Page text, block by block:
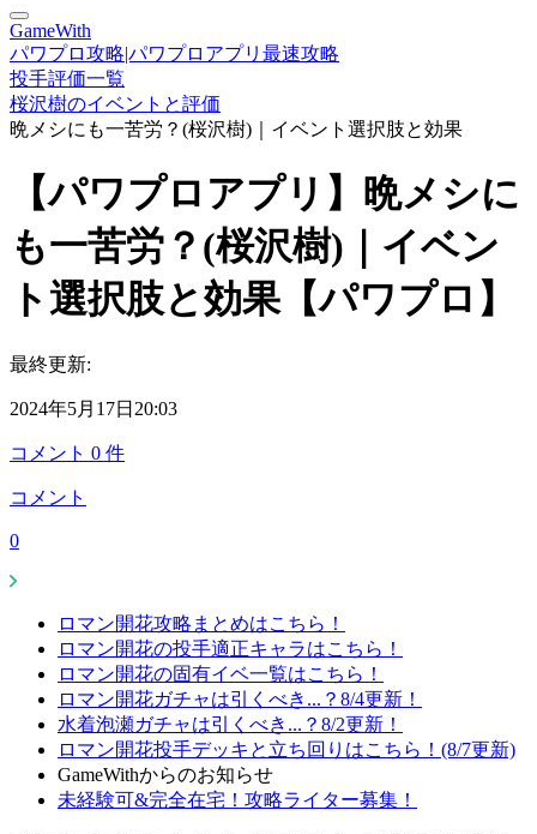
GameWith
パワプロ攻略|パワプロアプリ最速攻略
投手評価一覧
桜沢樹のイベントと評価
晩メシにも一苦労？(桜沢樹)｜イベント選択肢と効果
【パワプロアプリ】晩メシに
も一苦労？(桜沢樹)｜イベン
ト選択肢と効果【パワプロ】
最終更新:
2024年5月17日20:03
コメント 0 件
コメント
0
ロマン開花攻略まとめはこちら！
ロマン開花の投手適正キャラはこちら！
ロマン開花の固有イベ一覧はこちら！
ロマン開花ガチャは引くべき...？8/4更新！
水着泡瀬ガチャは引くべき...？8/2更新！
ロマン開花投手デッキと立ち回りはこちら！(8/7更新)
GameWithからのお知らせ
未経験可&完全在宅！攻略ライター募集！